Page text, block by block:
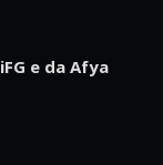
e da Afya